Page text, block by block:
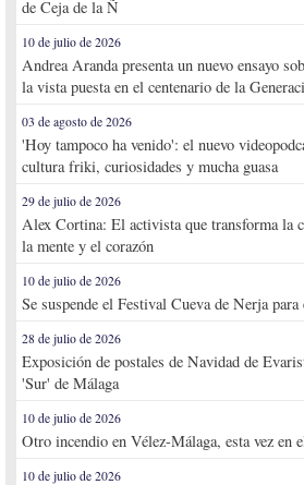
de Ceja de la Ñ
10 de julio de 2026
Andrea Aranda presenta un nuevo ensayo
la vista puesta en el centenario de la
03 de agosto de 2026
'Hoy tampoco ha venido': el nuevo
cultura friki, curiosidades y mucha guasa
29 de julio de 2026
Alex Cortina: El activista que transforma la
la mente y el corazón
10 de julio de 2026
Se suspende el Festival Cueva de Nerja para
28 de julio de 2026
Exposición de postales de Navidad de
'Sur' de Málaga
10 de julio de 2026
Otro incendio en Vélez-Málaga, esta vez en
10 de julio de 2026